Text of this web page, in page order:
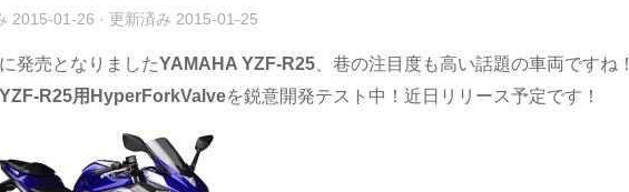
2015-01-26 · 更新済み 2015-01-25
発売となりましたYAMAHA YZF-R25、巷の注目度も高い話題の車両ですね！
YZF-R25用HyperForkValveを鋭意開発テスト中！近日リリース予定です！